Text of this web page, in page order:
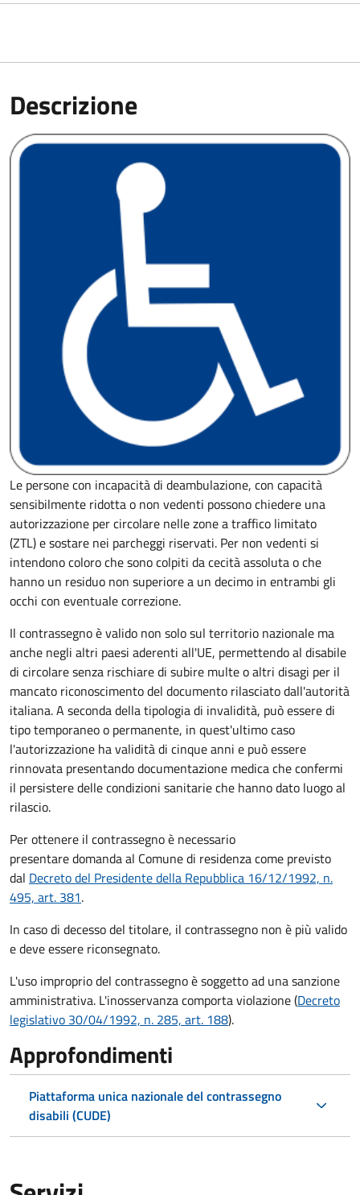
Descrizione
Le persone con incapacità di deambulazione, con capacità
sensibilmente ridotta o non vedenti possono chiedere una
autorizzazione per circolare nelle zone a traffico limitato
(ZTL) e sostare nei parcheggi riservati. Per non vedenti si
intendono coloro che sono colpiti da cecità assoluta o che
hanno un residuo non superiore a un decimo in entrambi gli
occhi con eventuale correzione.
Il contrassegno è valido non solo sul territorio nazionale ma
anche negli altri paesi aderenti all'UE, permettendo al disabile
di circolare senza rischiare di subire multe o altri disagi per il
mancato riconoscimento del documento rilasciato dall'autorità
italiana. A seconda della tipologia di invalidità, può essere di
tipo temporaneo o permanente, in quest'ultimo caso
l'autorizzazione ha validità di cinque anni e può essere
rinnovata presentando documentazione medica che confermi
il persistere delle condizioni sanitarie che hanno dato luogo al
rilascio.
Per ottenere il contrassegno è necessario
presentare domanda al Comune di residenza come previsto
dal Decreto del Presidente della Repubblica 16/12/1992, n.
495, art. 381.
In caso di decesso del titolare, il contrassegno non è più valido
e deve essere riconsegnato.
L'uso improprio del contrassegno è soggetto ad una sanzione
amministrativa. L'inosservanza comporta violazione (Decreto
legislativo 30/04/1992, n. 285, art. 188).
Approfondimenti
Piattaforma unica nazionale del contrassegno
disabili (CUDE)